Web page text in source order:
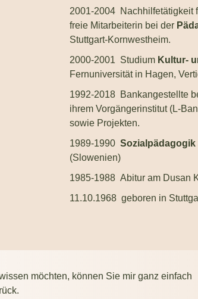
2001-2004 Nachhilfetätigkeit
freie Mitarbeiterin bei der
Stuttgart-Kornwestheim.
2000-2001 Studium Kultur-
Fernuniversität in Hagen,
1992-2018 Bankangestellte
ihrem Vorgängerinstitut (L-
sowie Projekten.
1989-1990 Sozialpädagogik
(Slowenien)
1985-1988 Abitur am Dusan
11.10.1968 geboren in
möchten, können Sie mir ganz einfach